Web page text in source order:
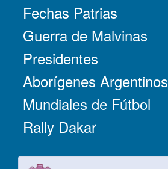
Fechas Patrias
Guerra de Malvinas
Presidentes
Aborígenes Argentinos
Mundiales de Fútbol
Rally Dakar